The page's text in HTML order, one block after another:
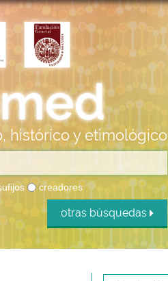
histórico y etimológico
creadores
otras búsquedas